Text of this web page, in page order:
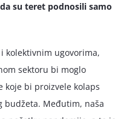
su teret podnosili samo
kolektivnim ugovorima,
sektoru bi moglo
koje bi proizvele kolaps
budžeta. Međutim, naša